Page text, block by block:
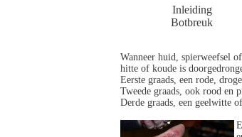
Inleiding
Botbreuk
Wanneer huid, spierweefsel
hitte of koude is
Eerste graads, een rode,
Tweede graads, ook rood en
Derde graads, een geelwitte